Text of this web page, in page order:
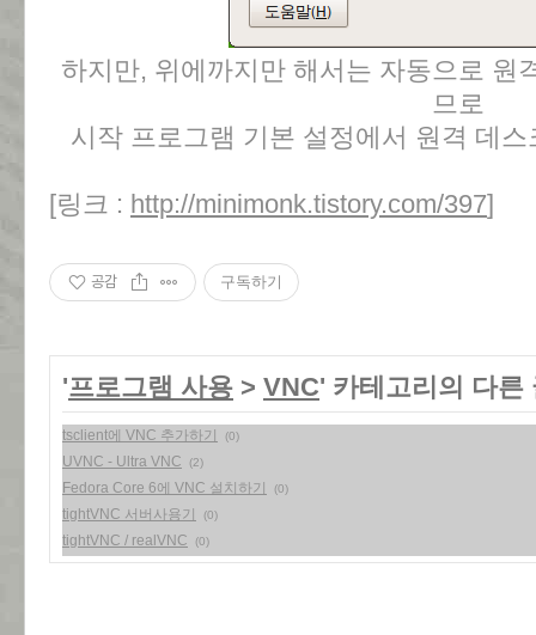
하지만, 위에까지만 해서는 자동으로 원
므로
시작 프로그램 기본 설정에서 원격 데
[링크 : http://minimonk.tistory.com/397]
공감 구독하기
'프로그램 사용 > VNC' 카테고리의 다른
tsclient에 VNC 추가하기 (0)
UVNC - Ultra VNC (2)
Fedora Core 6에 VNC 설치하기 (0)
tightVNC 서버사용기 (0)
tightVNC / realVNC (0)